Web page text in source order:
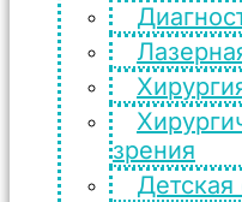
зрения
Детская